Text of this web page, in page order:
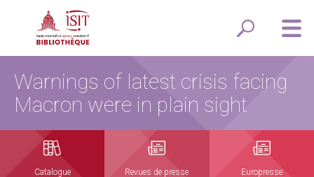
Warnings of latest crisis facing
Macron were in plain sight
Catalogue Revues de presse Europresse